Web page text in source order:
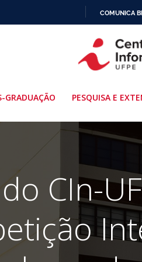
O
COMUNICA
GRADUAÇÃO PESQUISA E
CIn-